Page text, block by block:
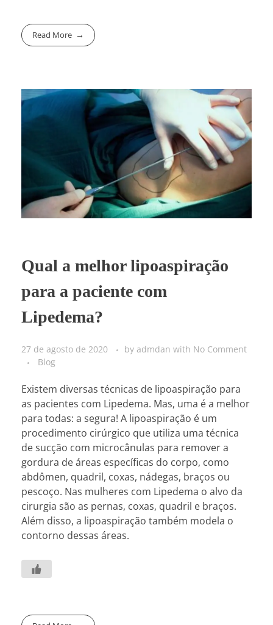
Read More
Qual a melhor lipoaspiração
para a paciente com
Lipedema?
27 de agosto de 2020 by admdan with No Comment
Blog
Existem diversas técnicas de lipoaspiração para
as pacientes com Lipedema. Mas, uma é a melhor
para todas: a segura! A lipoaspiração é um
procedimento cirúrgico que utiliza uma técnica
de sucção com microcânulas para remover a
gordura de áreas específicas do corpo, como
abdômen, quadril, coxas, nádegas, braços ou
pescoço. Nas mulheres com Lipedema o alvo da
cirurgia são as pernas, coxas, quadril e braços.
Além disso, a lipoaspiração também modela o
contorno dessas áreas.